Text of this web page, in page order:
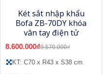
Két sắt nhập khẩu
Bofa ZB-70DY khóa
vân tay điện tử
8.600.000₫9.570.000₫
KT: C70 x R43 x S38 cm